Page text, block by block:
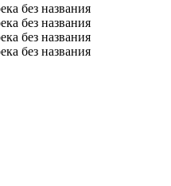
без названия
без названия
без названия
без названия